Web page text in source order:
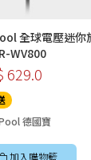
全球電壓迷你
WV800
629.0
德國寶
加入購物籃